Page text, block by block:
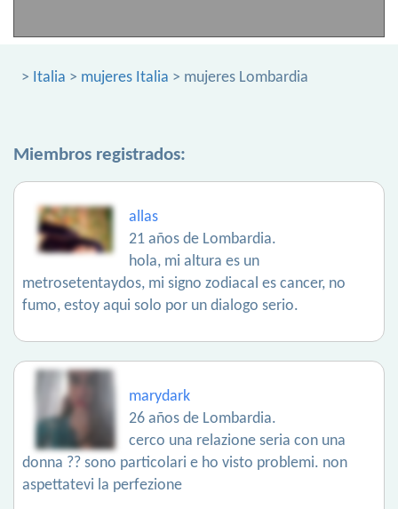
> Italia > mujeres Italia > mujeres Lombardia
Miembros registrados:
allas
21 años de Lombardia.
hola, mi altura es un
metrosetentaydos, mi signo zodiacal es cancer, no
fumo, estoy aqui solo por un dialogo serio.
marydark
26 años de Lombardia.
cerco una relazione seria con una
donna ?? sono particolari e ho visto problemi. non
aspettatevi la perfezione